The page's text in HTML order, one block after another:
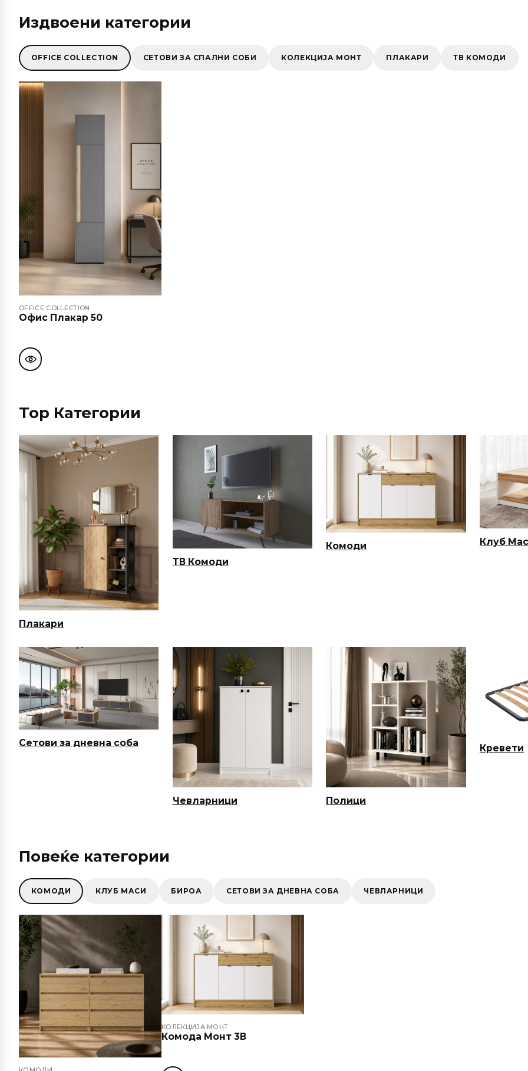
Издвоени категории
OFFICE COLLECTION СЕТОВИ ЗА СПАЛНИ СОБИ КОЛЕКЦИЈА МОНТ ПЛАКАРИ ТВ КОМОДИ
OFFICE COLLECTION
Офис Плакар 50
Top Категории
Плакари
ТВ Комоди
Комоди Клуб
Сетови за дневна соба
Чевларници Полици
Кревети
Повеќе категории
КОМОДИ КЛУБ МАСИ БИРОА СЕТОВИ ЗА ДНЕВНА СОБА ЧЕВЛАРНИЦИ
КОЛЕКЦИЈА МОНТ
Комода Монт 3В